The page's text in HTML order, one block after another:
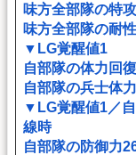
味方全部隊の特
味方全部隊の耐
▼LG覚醒値1
自部隊の体力回
自部隊の兵士体
▼LG覚醒値1／
線時
自部隊の防御力